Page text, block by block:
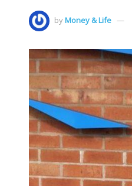
byMoney & Life